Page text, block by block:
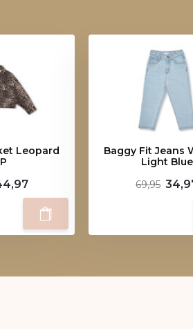
Leopard
Baggy Fit Jeans
Light Blue
69,95